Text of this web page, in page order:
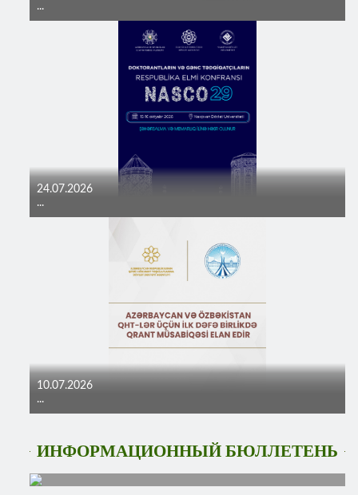
...
24.07.2026
...
10.07.2026
...
ИНФОРМАЦИОННЫЙ БЮЛЛЕТЕНЬ